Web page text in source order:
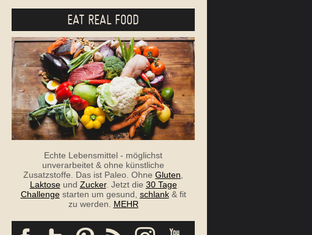
EAT REAL FOOD
Echte Lebensmittel - möglichst
unverarbeitet & ohne künstliche
Zusatzstoffe. Das ist Paleo. Ohne Gluten,
Laktoseund Zucker. Jetzt die 30 Tage
Challengestarten um gesund, schlank& fit
zu werden. MEHR